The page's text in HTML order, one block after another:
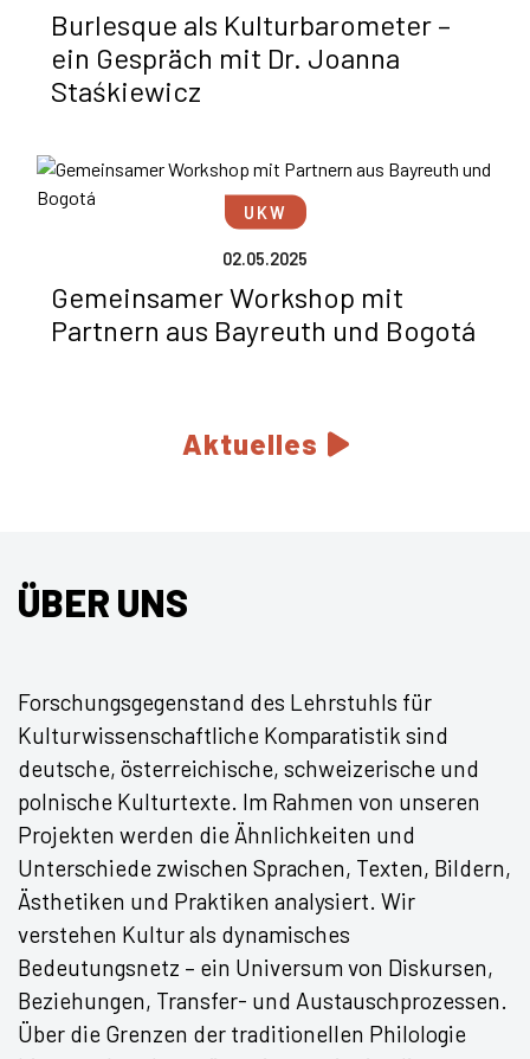
Burlesque als Kulturbarometer –
ein Gespräch mit Dr. Joanna
Staśkiewicz
UKW
02.05.2025
Gemeinsamer Workshop mit
Partnern aus Bayreuth und Bogotá
Aktuelles
ÜBER UNS
Forschungsgegenstand des Lehrstuhls für
Kulturwissenschaftliche Komparatistik sind
deutsche, österreichische, schweizerische und
polnische Kulturtexte. Im Rahmen von unseren
Projekten werden die Ähnlichkeiten und
Unterschiede zwischen Sprachen, Texten, Bildern,
Ästhetiken und Praktiken analysiert. Wir
verstehen Kultur als dynamisches
Bedeutungsnetz – ein Universum von Diskursen,
Beziehungen, Transfer- und Austauschprozessen.
Über die Grenzen der traditionellen Philologie